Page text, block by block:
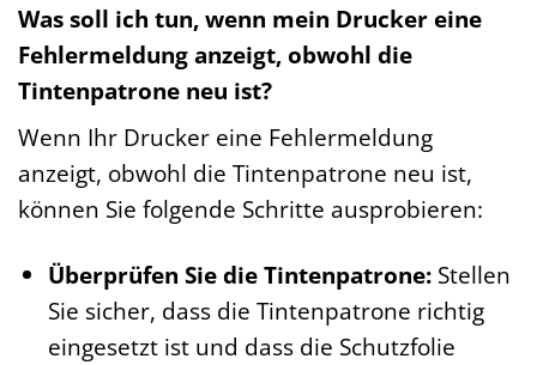
Was soll ich tun, wenn mein Drucker eine
Fehlermeldung anzeigt, obwohl die
Tintenpatrone neu ist?
Wenn Ihr Drucker eine Fehlermeldung
anzeigt, obwohl die Tintenpatrone neu ist,
können Sie folgende Schritte ausprobieren:
Überprüfen Sie die Tintenpatrone:Stellen
Sie sicher, dass die Tintenpatrone richtig
eingesetzt ist und dass die Schutzfolie